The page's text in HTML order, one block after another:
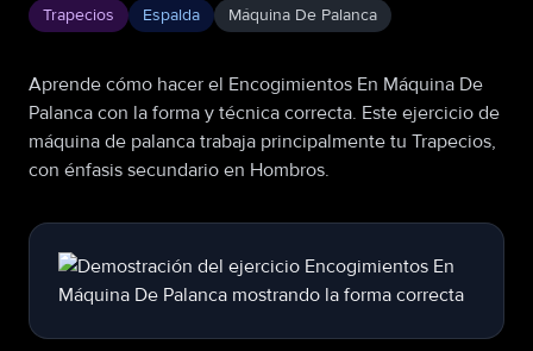
Trapecios Espalda Máquina De Palanca
Aprende cómo hacer el Encogimientos En Máquina De
Palanca con la forma y técnica correcta. Este ejercicio de
máquina de palanca trabaja principalmente tu Trapecios,
con énfasis secundario en Hombros.